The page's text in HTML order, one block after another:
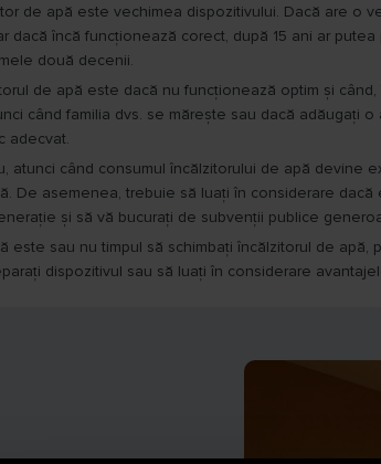
de apă este vechimea dispozitivului. Dacă are o
dacă încă funcționează corect, după 15 ani ar
două decenii.
de apă este dacă nu funcționează optim și
când familia dvs. se mărește sau dacă
adecvat.
atunci când consumul încălzitorului de apă
De asemenea, trebuie să luați în considerare
și să vă bucurați de subvenții publice
este sau nu timpul să schimbați încălzitorul de
dispozitivul sau să luați în considerare